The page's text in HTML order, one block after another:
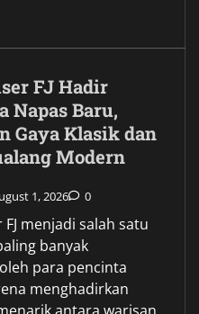
FJ Hadir
Napas Baru,
Gaya Klasik dan
Modern
1, 2026 0
menjadi salah satu
banyak
para pencinta
menghadirkan
antara warisan